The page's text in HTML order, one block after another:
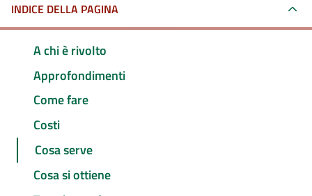
INDICE DELLA PAGINA
A chi è rivolto
Approfondimenti
Come fare
Costi
Cosa serve
Cosa si ottiene